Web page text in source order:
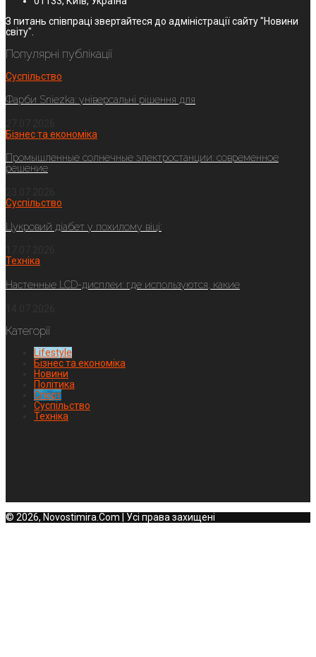
З питань співпраці звертайтеся до адміністрації сайту "Новини
світу".
Популярні публікації
Суспільство
Фарби Sniezka: універсальні рішення для
Бізнес та економіка
Промышленные солнечные электростанции: современное
решение
Суспільство
Цукровий діабет у похилому віці:
Техніка
Настенные LCD-дисплеи: где используются, какие
Категорії
Lifestyle
Бізнес та економіка
Новини
Політика
Спорт
Суспільство
Техніка
© 2026, Novostimira.Com | Усі права захищені